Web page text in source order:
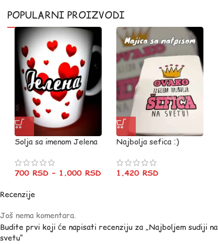
POPULARNI PROIZVODI
Solja sa imenom Jelena
700 RSD – 1.000 RSD
Najbolja sefica :)
1.420 RSD
Recenzije
Još nema komentara.
Budite prvi koji će napisati recenziju za „Najboljem sudiji na
svetu“